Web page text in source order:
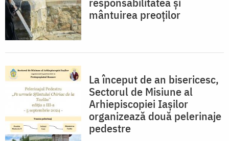
mântuirea preoților
La început de an bisericesc,
Sectorul de Misiune al
Arhiepiscopiei Iașilor
organizează două pelerinaje
pedestre